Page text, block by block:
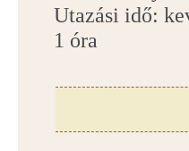
Utazási idő:
1 óra